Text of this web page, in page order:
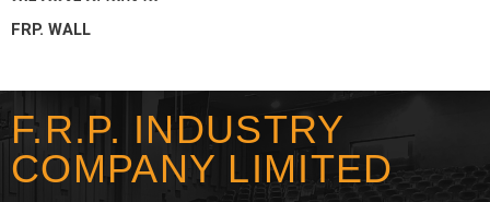
FRP. WALL
F.R.P. INDUSTRY
COMPANY LIMITED